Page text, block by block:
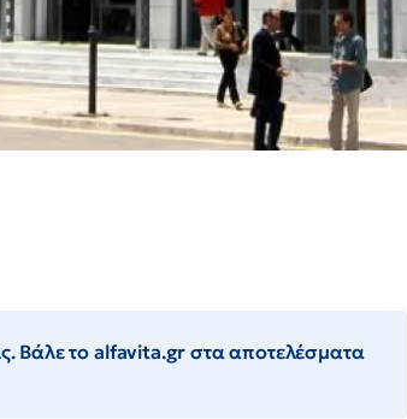
Βάλε το alfavita.gr στα αποτελέσματα